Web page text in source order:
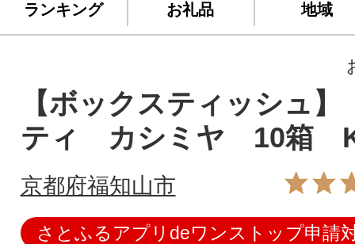
ランキング お礼品 地域
【ボックスティッシュ
ティ カシミヤ 10箱
京都府福知山市
さとふるアプリdeワンストップ申請